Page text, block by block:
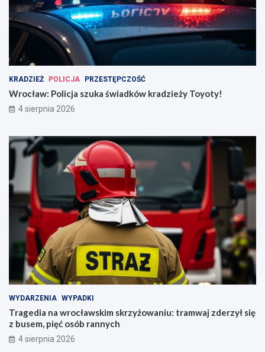
KRADZIEŻ POLICJA PRZESTĘPCZOŚĆ
Wrocław: Policja szuka świadków kradzieży Toyoty!
4 sierpnia 2026
WYDARZENIA WYPADKI
Tragedia na wrocławskim skrzyżowaniu: tramwaj zderzył się
z busem, pięć osób rannych
4 sierpnia 2026